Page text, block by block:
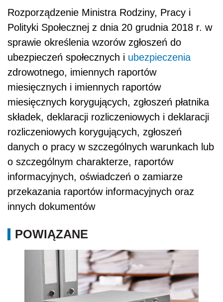
Rozporządzenie Ministra Rodziny, Pracy i
Polityki Społecznej z dnia 20 grudnia 2018 r. w
sprawie określenia wzorów zgłoszeń do
ubezpieczeń społecznych i ubezpieczenia
zdrowotnego, imiennych raportów
miesięcznych i imiennych raportów
miesięcznych korygujących, zgłoszeń płatnika
składek, deklaracji rozliczeniowych i deklaracji
rozliczeniowych korygujących, zgłoszeń
danych o pracy w szczególnych warunkach lub
o szczególnym charakterze, raportów
informacyjnych, oświadczeń o zamiarze
przekazania raportów informacyjnych oraz
innych dokumentów
POWIĄZANE